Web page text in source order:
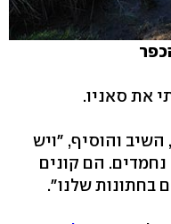
את סאניו.
והוסיף, "ויש
הם קונים
בחתונות שלנו".